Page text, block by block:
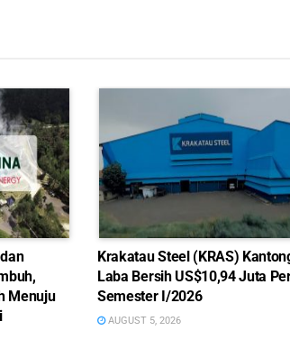
Menuju
Krakatau Steel (KRAS)
Laba Bersih US$10,94 Juta
Semester I/2026
AUGUST 5, 2026